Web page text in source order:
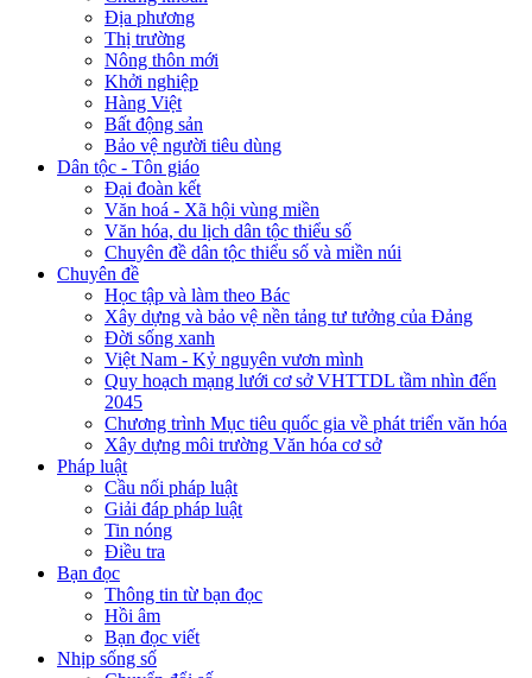
Địa phương
Thị trường
Nông thôn mới
Khởi nghiệp
Hàng Việt
Bất động sản
Bảo vệ người tiêu dùng
Dân tộc - Tôn giáo
Đại đoàn kết
Văn hoá - Xã hội vùng miền
Văn hóa, du lịch dân tộc thiểu số
Chuyên đề dân tộc thiểu số và miền núi
Chuyên đề
Học tập và làm theo Bác
Xây dựng và bảo vệ nền tảng tư tưởng của Đảng
Đời sống xanh
Việt Nam - Kỷ nguyên vươn mình
Quy hoạch mạng lưới cơ sở VHTTDL tầm nhìn đến
2045
Chương trình Mục tiêu quốc gia về phát triển văn hóa
Xây dựng môi trường Văn hóa cơ sở
Pháp luật
Cầu nối pháp luật
Giải đáp pháp luật
Tin nóng
Điều tra
Bạn đọc
Thông tin từ bạn đọc
Hồi âm
Bạn đọc viết
Nhịp sống số